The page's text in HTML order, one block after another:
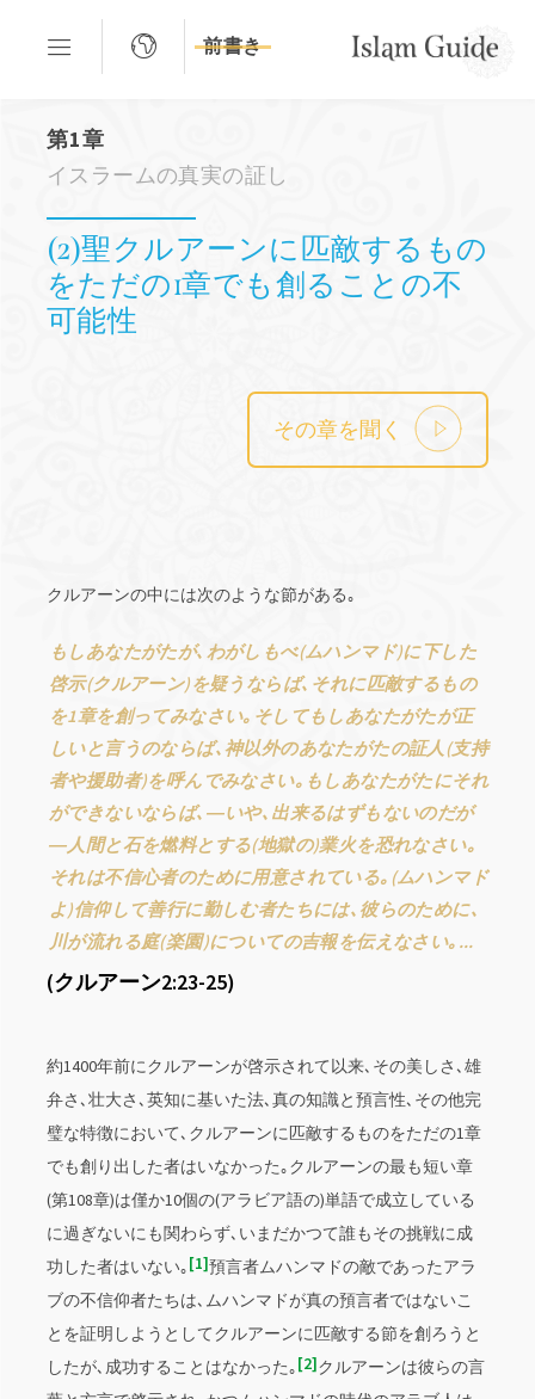
前書き
第1章
イスラームの真実の証し
(2)聖クルアーンに匹敵するもの
をただの1章でも創ることの不
可能性
その章を聞く
クルアーンの中には次のような節がある｡
もしあなたがたが､わがしもべ(ムハンマド)に下した
啓示(クルアーン)を疑うならば､それに匹敵するもの
を1章を創ってみなさい｡そしてもしあなたがたが正
しいと言うのならば､神以外のあなたがたの証人(支持
者や援助者)を呼んでみなさい｡もしあなたがたにそれ
ができないならば､―いや､出来るはずもないのだが
―人間と石を燃料とする(地獄の)業火を恐れなさい｡
それは不信心者のために用意されている｡(ムハンマド
よ)信仰して善行に勤しむ者たちには､彼らのために､
川が流れる庭(楽園)についての吉報を伝えなさい｡...
(クルアーン2:23-25)
約1400年前にクルアーンが啓示されて以来､その美しさ､雄
弁さ､壮大さ､英知に基いた法､真の知識と預言性､その他完
璧な特徴において､クルアーンに匹敵するものをただの1章
でも創り出した者はいなかった｡クルアーンの最も短い章
(第108章)は僅か10個の(アラビア語の)単語で成立している
に過ぎないにも関わらず､いまだかつて誰もその挑戦に成
功した者はいない｡ 1 預言者ムハンマドの敵であったアラ
ブの不信仰者たちは､ムハンマドが真の預言者ではないこ
とを証明しようとしてクルアーンに匹敵する節を創ろうと
したが､成功することはなかった｡ 2 クルアーンは彼らの言